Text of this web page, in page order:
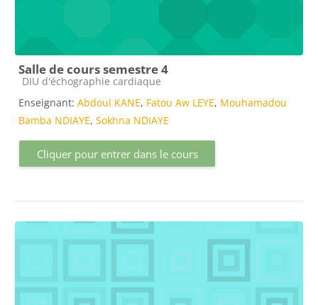
Salle de cours semestre 4
Catégorie de cours
DIU d'échographie cardiaque
Enseignant: Abdoul KANE, Fatou Aw LEYE, Mouhamadou
Bamba NDIAYE, Sokhna NDIAYE
Cliquer pour entrer dans le cours